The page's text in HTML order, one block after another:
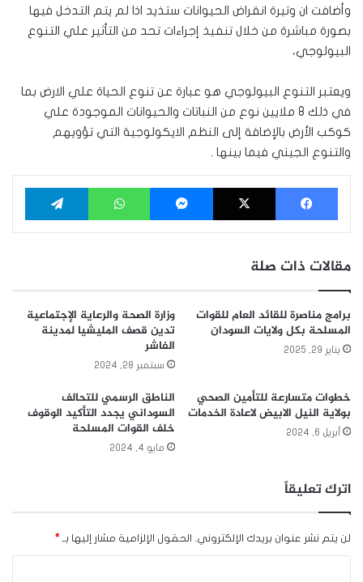
وأضافت ان وتيرة انقراض الحيوانات ستذيد اذا لم يتم التدخل فيها
بصورة مباشرة من خلال تنفيذ إجراءات تحد من التأثير علي التنوع
البيولوجي،
ويعتبر التنوع البيولوجي هو عبارة عن تنوع الحياة علي الارض بما
في ذلك 8 ملايين نوع من النباتات والحيوانات الموجودة علي
كوكب الأرض بالإضافة إلى النظم الايكولوجية التي تؤويهم
والتنوع الجيني فيما بينها .
فيسبوك ‫X ماسنجر واتساب
مقالات ذات صلة
برامج مناصرة للقائد العام للقوات
المسلحة بكل ولايات السودان
يناير 29, 2025
وزارة الصحة والرعاية الإجتماعية
تدين قصف المليشيا لمدينة
الفاشر
سبتمبر 28, 2024
خطوات متسارعة للتأمين الصحي
بولاية النيل الابيض لاعادة الخدمات
أبريل 6, 2024
الناطق الرسمي للتحالف
السوداني يجدد التأكيد الوقوف
خلف القوات المسلحة
مايو 4, 2024
اترك تعليقاً
لن يتم نشر عنوان بريدك الإلكتروني. الحقول الإلزامية مشار إليها بـ *